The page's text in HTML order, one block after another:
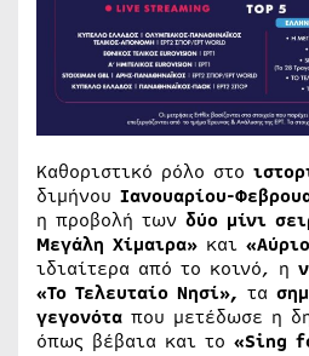
Καθοριστικό ρόλο στο
διμήνου Ιανουαρίου-
η προβολή των δύο μίνι
Μεγάλη Χίμαιρα» και
ιδιαίτερα από το κοινό, η
«Το Τελευταίο Νησί», τα
γεγονότα που μετέδωσε η
όπως βέβαια και το «Sing